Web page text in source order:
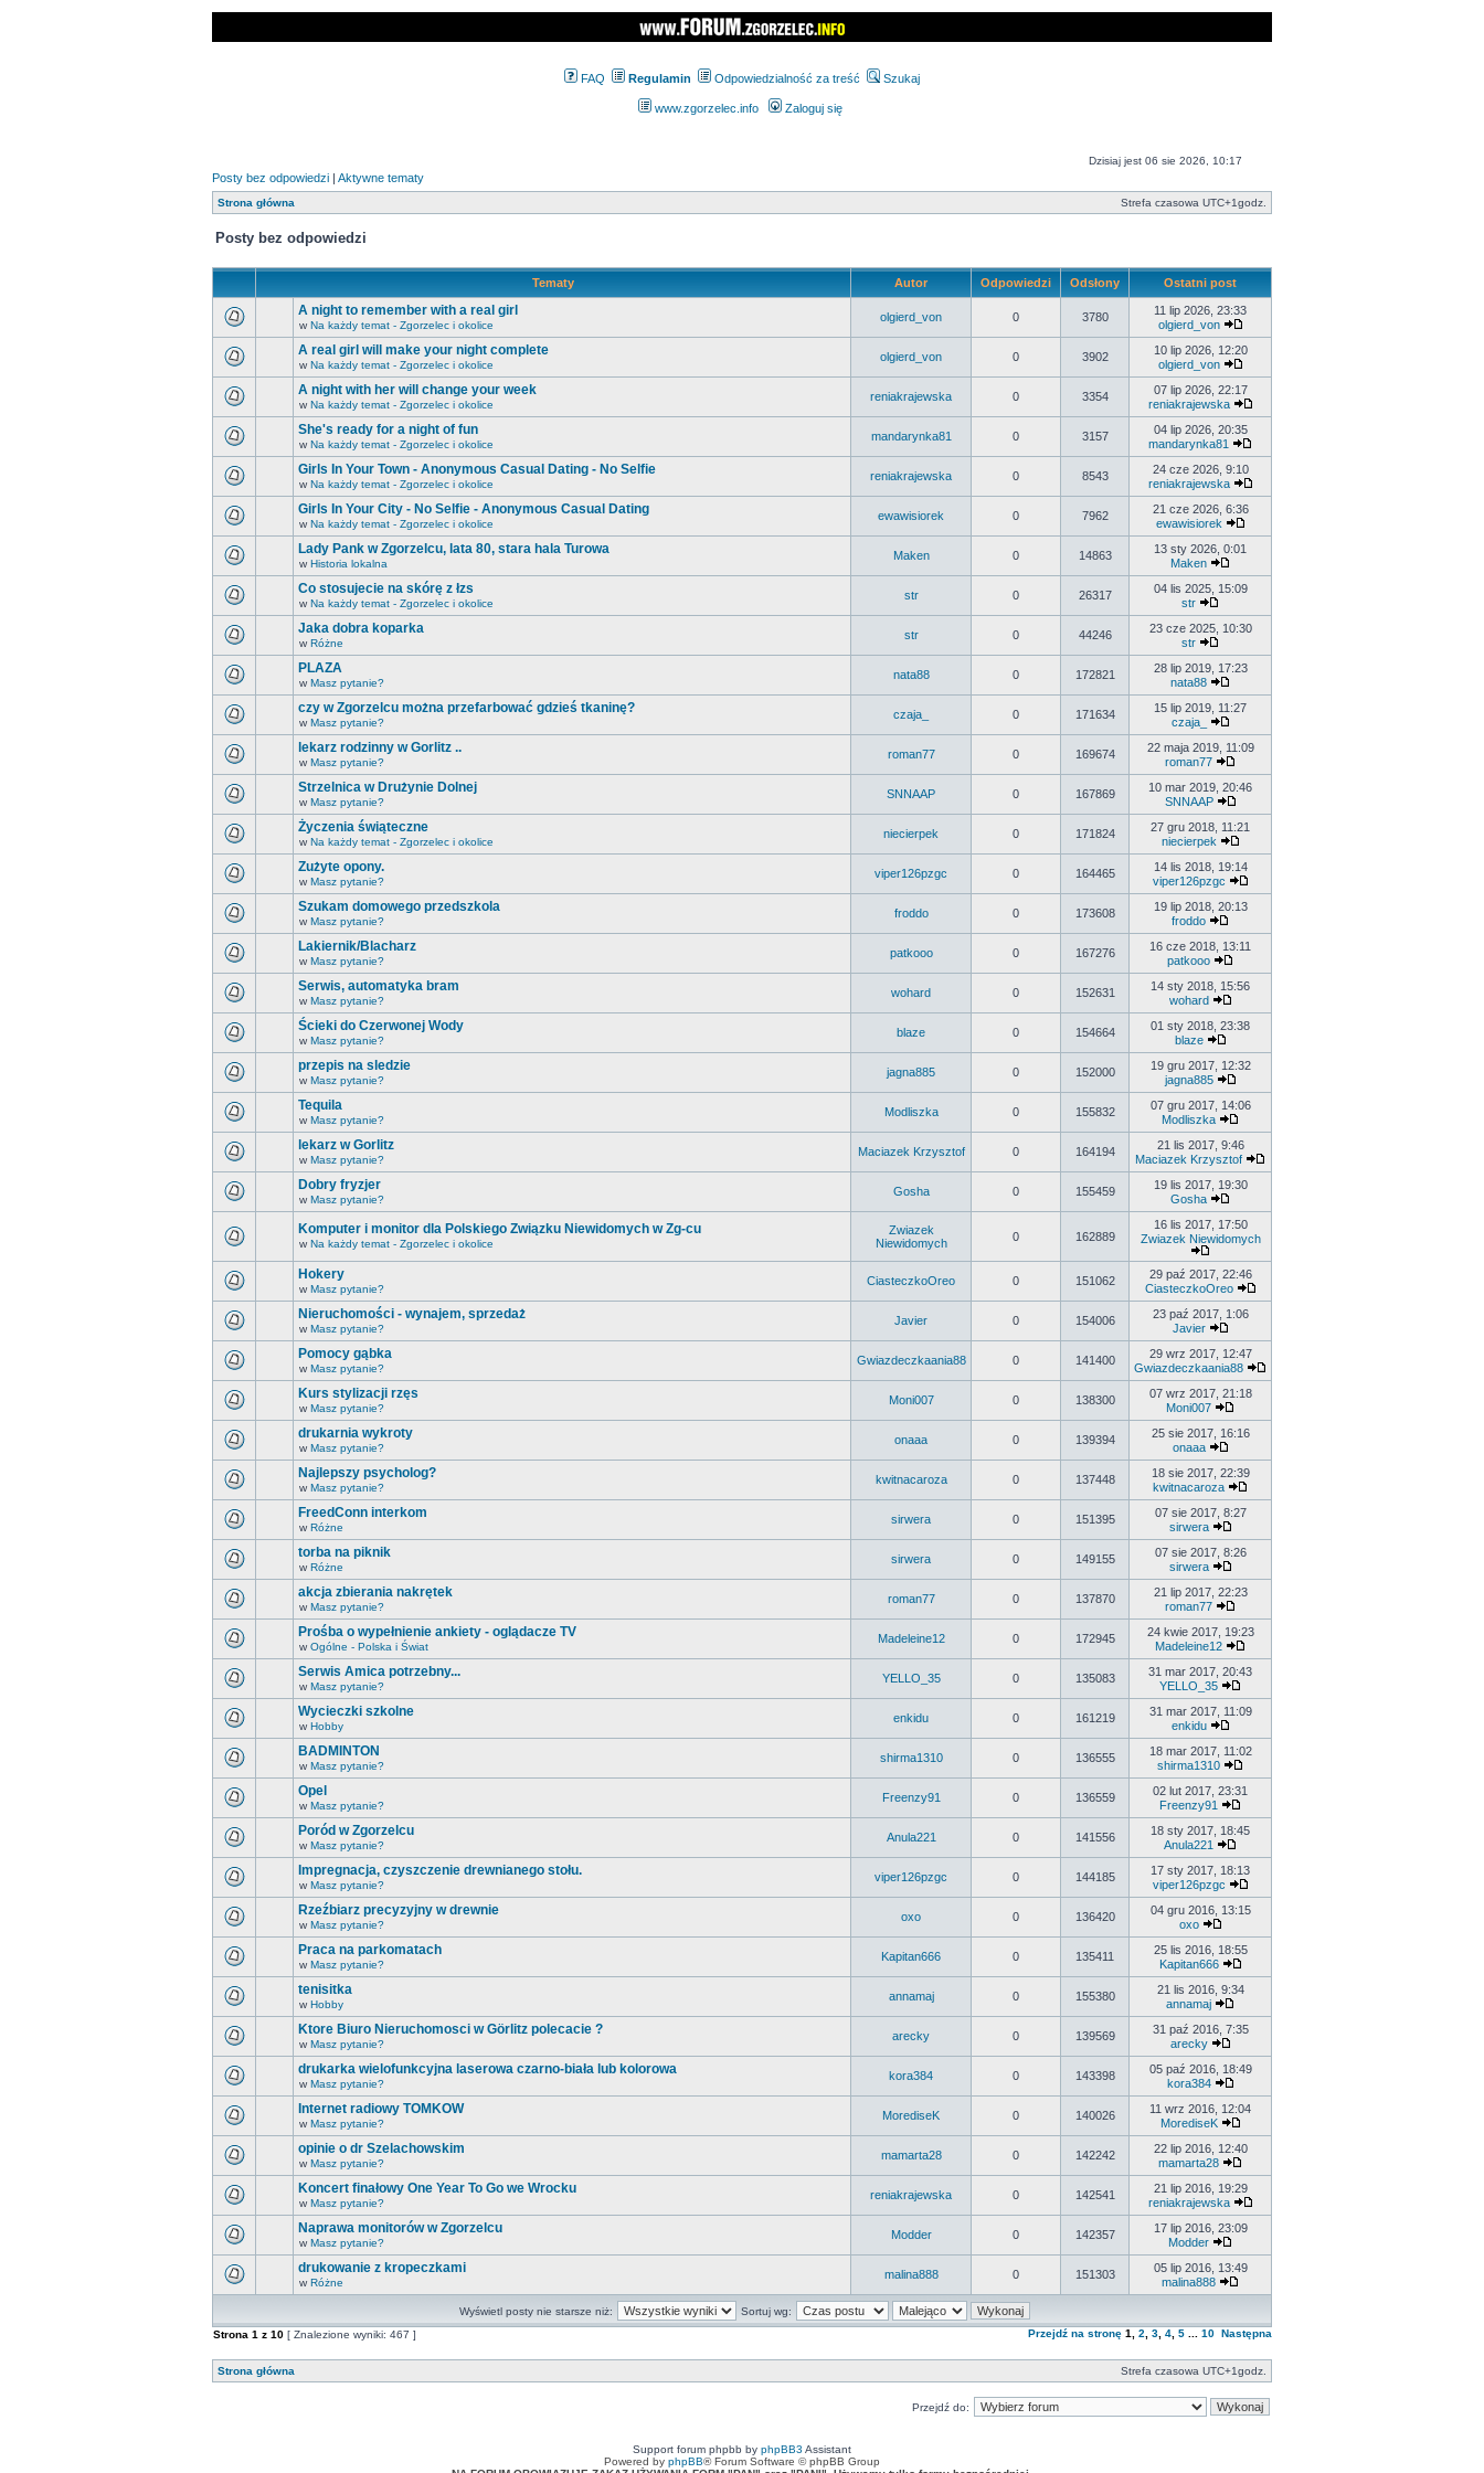
FAQ Regulamin Odpowiedzialność za treść Szukaj
www.zgorzelec.info Zaloguj się
Dzisiaj jest 06 sie 2026, 10:17
Posty bez odpowiedzi | Aktywne tematy
Strona główna Strefa czasowa UTC+1godz.
Posty bez odpowiedzi
Tematy Autor Odpowiedzi Odsłony Ostatni post
A night to remember with a real girl
w Na każdy temat - Zgorzelec i okolice
olgierd_von 0 3780
11 lip 2026, 23:33
olgierd_von
A real girl will make your night complete
w Na każdy temat - Zgorzelec i okolice
olgierd_von 0 3902
10 lip 2026, 12:20
olgierd_von
A night with her will change your week
w Na każdy temat - Zgorzelec i okolice
reniakrajewska 0 3354
07 lip 2026, 22:17
reniakrajewska
She's ready for a night of fun
w Na każdy temat - Zgorzelec i okolice
mandarynka81 0 3157
04 lip 2026, 20:35
mandarynka81
Girls In Your Town - Anonymous Casual Dating - No Selfie
w Na każdy temat - Zgorzelec i okolice
reniakrajewska 0 8543
24 cze 2026, 9:10
reniakrajewska
Girls In Your City - No Selfie - Anonymous Casual Dating
w Na każdy temat - Zgorzelec i okolice
ewawisiorek 0 7962
21 cze 2026, 6:36
ewawisiorek
Lady Pank w Zgorzelcu, lata 80, stara hala Turowa
w Historia lokalna
Maken 0 14863
13 sty 2026, 0:01
Maken
Co stosujecie na skórę z łzs
w Na każdy temat - Zgorzelec i okolice
str 0 26317
04 lis 2025, 15:09
str
Jaka dobra koparka
w Różne
str 0 44246
23 cze 2025, 10:30
str
PLAZA
w Masz pytanie?
nata88 0 172821
28 lip 2019, 17:23
nata88
czy w Zgorzelcu można przefarbować gdzieś tkaninę?
w Masz pytanie?
czaja_ 0 171634
15 lip 2019, 11:27
czaja_
lekarz rodzinny w Gorlitz ..
w Masz pytanie?
roman77 0 169674
22 maja 2019, 11:09
roman77
Strzelnica w Drużynie Dolnej
w Masz pytanie?
SNNAAP 0 167869
10 mar 2019, 20:46
SNNAAP
Życzenia świąteczne
w Na każdy temat - Zgorzelec i okolice
niecierpek 0 171824
27 gru 2018, 11:21
niecierpek
Zużyte opony.
w Masz pytanie?
viper126pzgc 0 164465
14 lis 2018, 19:14
viper126pzgc
Szukam domowego przedszkola
w Masz pytanie?
froddo 0 173608
19 lip 2018, 20:13
froddo
Lakiernik/Blacharz
w Masz pytanie?
patkooo 0 167276
16 cze 2018, 13:11
patkooo
Serwis, automatyka bram
w Masz pytanie?
wohard 0 152631
14 sty 2018, 15:56
wohard
Ścieki do Czerwonej Wody
w Masz pytanie?
blaze 0 154664
01 sty 2018, 23:38
blaze
przepis na sledzie
w Masz pytanie?
jagna885 0 152000
19 gru 2017, 12:32
jagna885
Tequila
w Masz pytanie?
Modliszka 0 155832
07 gru 2017, 14:06
Modliszka
lekarz w Gorlitz
w Masz pytanie?
Maciazek Krzysztof 0 164194
21 lis 2017, 9:46
Maciazek Krzysztof
Dobry fryzjer
w Masz pytanie?
Gosha 0 155459
19 lis 2017, 19:30
Gosha
Komputer i monitor dla Polskiego Związku Niewidomych w Zg-cu
w Na każdy temat - Zgorzelec i okolice
Zwiazek
Niewidomych
0 162889
16 lis 2017, 17:50
Zwiazek Niewidomych
Hokery
w Masz pytanie?
CiasteczkoOreo 0 151062
29 paź 2017, 22:46
CiasteczkoOreo
Nieruchomości - wynajem, sprzedaż
w Masz pytanie?
Javier 0 154006
23 paź 2017, 1:06
Javier
Pomocy gąbka
w Masz pytanie?
Gwiazdeczkaania88 0 141400
29 wrz 2017, 12:47
Gwiazdeczkaania88
Kurs stylizacji rzęs
w Masz pytanie?
Moni007 0 138300
07 wrz 2017, 21:18
Moni007
drukarnia wykroty
w Masz pytanie?
onaaa 0 139394
25 sie 2017, 16:16
onaaa
Najlepszy psycholog?
w Masz pytanie?
kwitnacaroza 0 137448
18 sie 2017, 22:39
kwitnacaroza
FreedConn interkom
w Różne
sirwera 0 151395
07 sie 2017, 8:27
sirwera
torba na piknik
w Różne
sirwera 0 149155
07 sie 2017, 8:26
sirwera
akcja zbierania nakrętek
w Masz pytanie?
roman77 0 137870
21 lip 2017, 22:23
roman77
Prośba o wypełnienie ankiety - oglądacze TV
w Ogólne - Polska i Świat
Madeleine12 0 172945
24 kwie 2017, 19:23
Madeleine12
Serwis Amica potrzebny...
w Masz pytanie?
YELLO_35 0 135083
31 mar 2017, 20:43
YELLO_35
Wycieczki szkolne
w Hobby
enkidu 0 161219
31 mar 2017, 11:09
enkidu
BADMINTON
w Masz pytanie?
shirma1310 0 136555
18 mar 2017, 11:02
shirma1310
Opel
w Masz pytanie?
Freenzy91 0 136559
02 lut 2017, 23:31
Freenzy91
Poród w Zgorzelcu
w Masz pytanie?
Anula221 0 141556
18 sty 2017, 18:45
Anula221
Impregnacja, czyszczenie drewnianego stołu.
w Masz pytanie?
viper126pzgc 0 144185
17 sty 2017, 18:13
viper126pzgc
Rzeźbiarz precyzyjny w drewnie
w Masz pytanie?
oxo 0 136420
04 gru 2016, 13:15
oxo
Praca na parkomatach
w Masz pytanie?
Kapitan666 0 135411
25 lis 2016, 18:55
Kapitan666
tenisitka
w Hobby
annamaj 0 155380
21 lis 2016, 9:34
annamaj
Ktore Biuro Nieruchomosci w Görlitz polecacie ?
w Masz pytanie?
arecky 0 139569
31 paź 2016, 7:35
arecky
drukarka wielofunkcyjna laserowa czarno-biała lub kolorowa
w Masz pytanie?
kora384 0 143398
05 paź 2016, 18:49
kora384
Internet radiowy TOMKOW
w Masz pytanie?
MorediseK 0 140026
11 wrz 2016, 12:04
MorediseK
opinie o dr Szelachowskim
w Masz pytanie?
mamarta28 0 142242
22 lip 2016, 12:40
mamarta28
Koncert finałowy One Year To Go we Wrocku
w Masz pytanie?
reniakrajewska 0 142541
21 lip 2016, 19:29
reniakrajewska
Naprawa monitorów w Zgorzelcu
w Masz pytanie?
Modder 0 142357
17 lip 2016, 23:09
Modder
drukowanie z kropeczkami
w Różne
malina888 0 151303
05 lip 2016, 13:49
malina888
Wyświetl posty nie starsze niż:
Sortuj wg:
Strona 1 z 10 [ Znalezione wyniki: 467 ] Przejdź na stronę 1 2 3 4 5 10 Następna
Strona główna Strefa czasowa UTC+1godz.
Przejdź do:
Support forum phpbb by phpBB3 Assistant
Powered by phpBB® Forum Software © phpBB Group